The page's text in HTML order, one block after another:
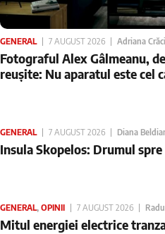
GENERAL 7 AUGUST 2026 Adriana
Fotograful Alex Gâlmeanu,
reușite: Nu aparatul este cel
GENERAL 7 AUGUST 2026 Diana
Insula Skopelos: Drumul
GENERAL, OPINII 7 AUGUST 2026
Mitul energiei electrice